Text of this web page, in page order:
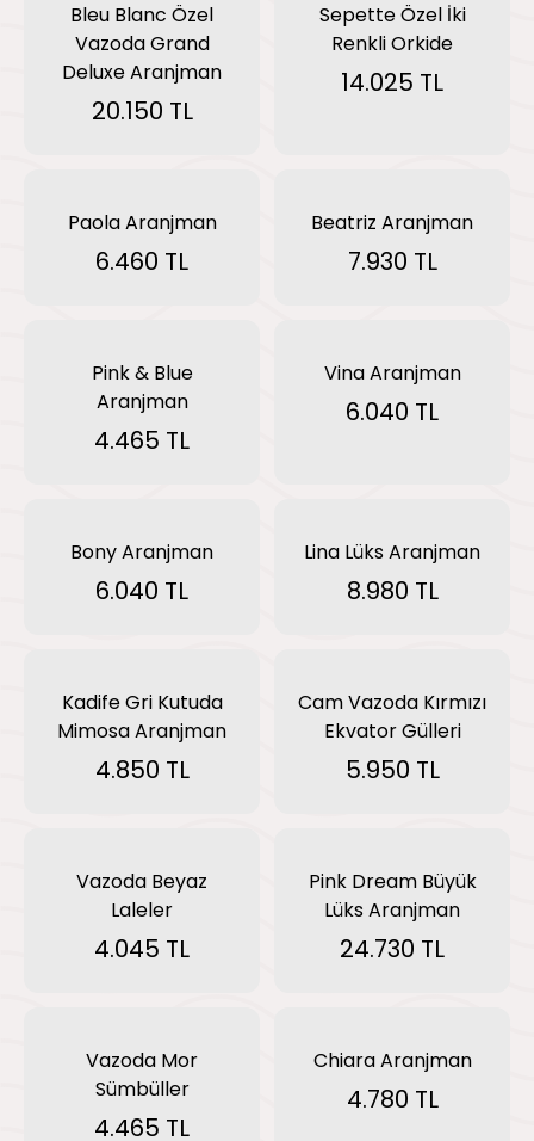
Bleu Blanc Özel
Vazoda Grand
Deluxe Aranjman
20.150 TL
Sepette Özel İki
Renkli Orkide
14.025 TL
Paola Aranjman
6.460 TL
Beatriz Aranjman
7.930 TL
Pink & Blue
Aranjman
4.465 TL
Vina Aranjman
6.040 TL
Bony Aranjman
6.040 TL
Lina Lüks Aranjman
8.980 TL
Kadife Gri Kutuda
Mimosa Aranjman
4.850 TL
Cam Vazoda Kırmızı
Ekvator Gülleri
5.950 TL
Vazoda Beyaz
Laleler
4.045 TL
Pink Dream Büyük
Lüks Aranjman
24.730 TL
Vazoda Mor
Sümbüller
4.465 TL
Chiara Aranjman
4.780 TL